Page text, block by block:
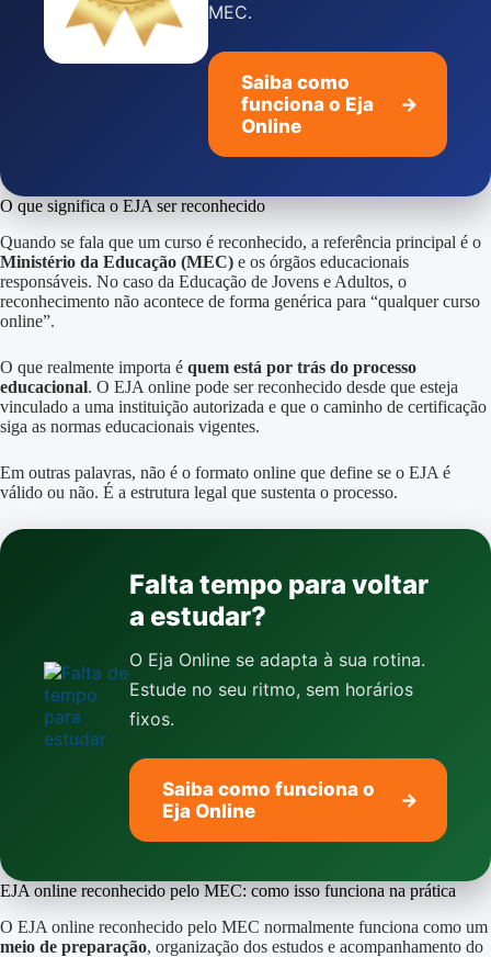
MEC.
Saiba como
funciona o Eja
Online
→
O que significa o EJA ser reconhecido
Quando se fala que um curso é reconhecido, a referência principal é o
Ministério da Educação (MEC) e os órgãos educacionais
responsáveis. No caso da Educação de Jovens e Adultos, o
reconhecimento não acontece de forma genérica para “qualquer curso
online”.
O que realmente importa é quem está por trás do processo
educacional. O EJA online pode ser reconhecido desde que esteja
vinculado a uma instituição autorizada e que o caminho de certificação
siga as normas educacionais vigentes.
Em outras palavras, não é o formato online que define se o EJA é
válido ou não. É a estrutura legal que sustenta o processo.
Falta tempo para voltar
a estudar?
O Eja Online se adapta à sua rotina.
Estude no seu ritmo, sem horários
fixos.
Saiba como funciona o
Eja Online
→
EJA online reconhecido pelo MEC: como isso funciona na prática
O EJA online reconhecido pelo MEC normalmente funciona como um
meio de preparação, organização dos estudos e acompanhamento do